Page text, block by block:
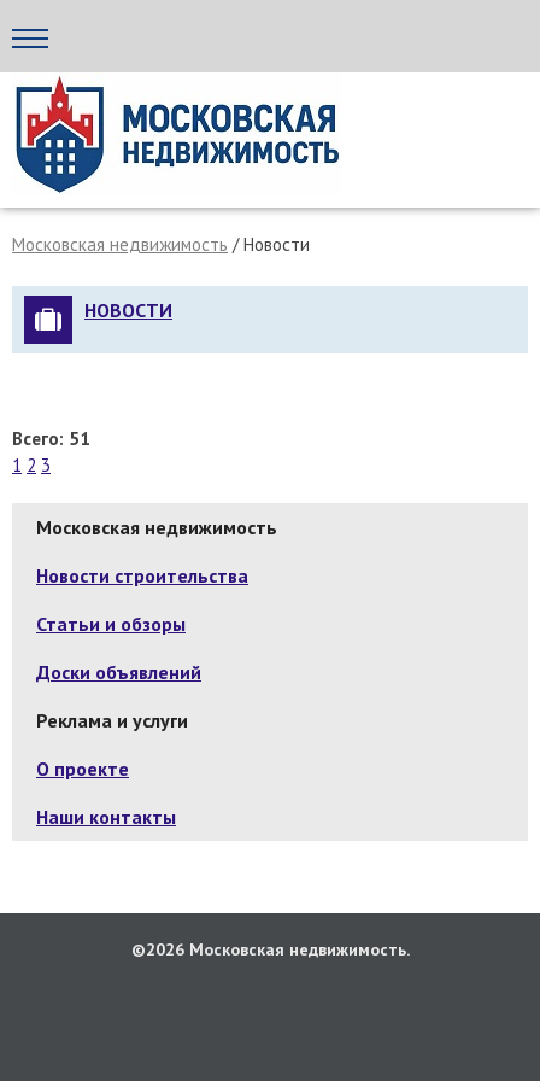
Стройка24
Московская недвижимость / Новости
НОВОСТИ
Всего: 51
1 2 3
Московская недвижимость
Новости строительства
Статьи и обзоры
Доски объявлений
Реклама и услуги
О проекте
Наши контакты
©2026 Московская недвижимость.